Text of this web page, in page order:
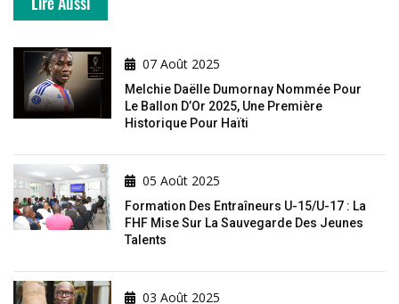
07 Août 2025
Melchie Daëlle Dumornay Nommée Pour
Le Ballon D’Or 2025, Une Première
Historique Pour Haïti
05 Août 2025
Formation Des Entraîneurs U-15/U-17 : La
FHF Mise Sur La Sauvegarde Des Jeunes
Talents
03 Août 2025